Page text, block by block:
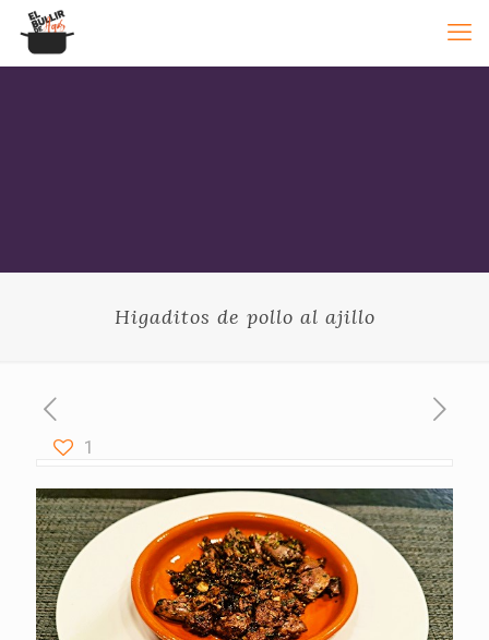
Higaditos de pollo al ajillo
1